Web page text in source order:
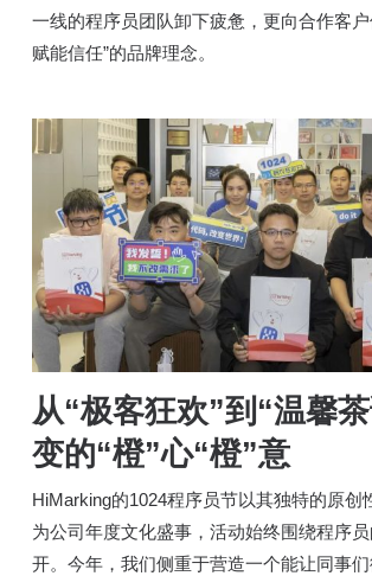
一线的程序员团队卸下疲惫，更向合作客
赋能信任”的品牌理念。
从“极客狂欢”到“温馨
变的“橙”心“橙”意
HiMarking的1024程序员节以其独特的原创
为公司年度文化盛事，活动始终围绕程序
开。今年，我们侧重于营造一个能让同事